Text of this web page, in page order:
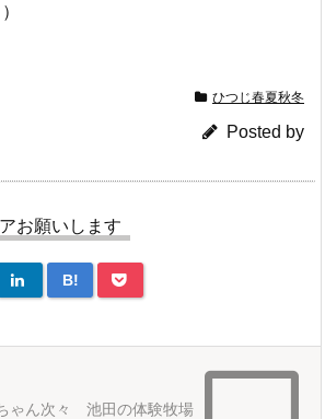
ひつじ春夏秋冬
Posted by
お願いします
B!
ゃん次々 池田の体験牧場